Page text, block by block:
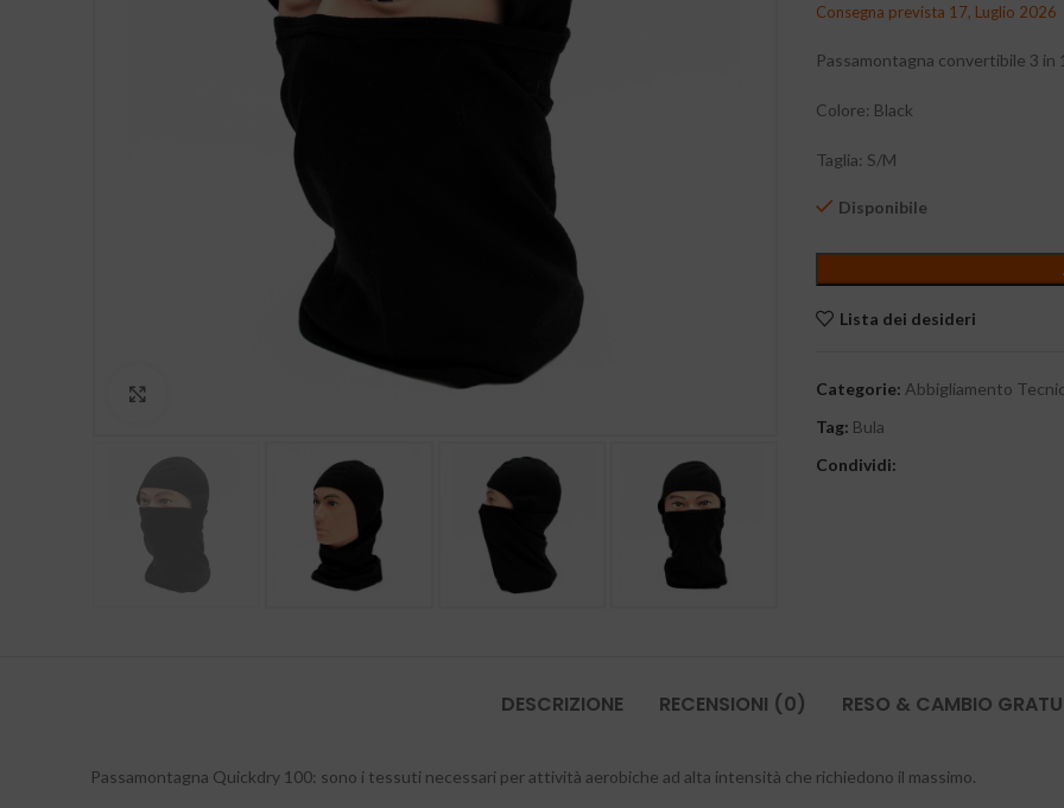
Consegna prevista 17, Luglio 2026
Passamontagna convertibile 3 in
Colore: Black
Taglia: S/M
Disponibile
Lista dei desideri
Categorie: Abbigliamento
Tag: Bula
Condividi:
DESCRIZIONE RECENSIONI (0) RESO & CAMBIO
Passamontagna Quickdry 100: sono i tessuti necessari per attività aerobiche ad alta intensità che richiedono il massimo.